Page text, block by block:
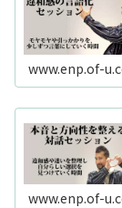
www.enp.of-
www.enp.of-